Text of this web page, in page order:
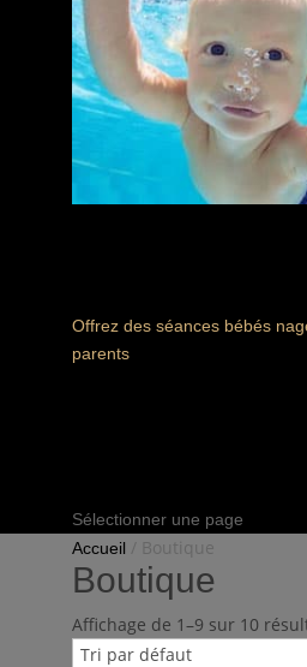
Offrez des séances bébés
parents
Sélectionner une page
Accueil / Boutique
Boutique
Affichage de 1–9 sur 10